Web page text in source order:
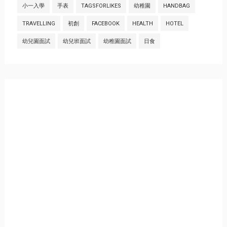
小一入學 手表 TAGSFORLIKES 幼稚園 HANDBAG
TRAVELLING 初創 FACEBOOK HEALTH HOTEL
幼兒園面試 幼兒班面試 幼稚園面試 日食